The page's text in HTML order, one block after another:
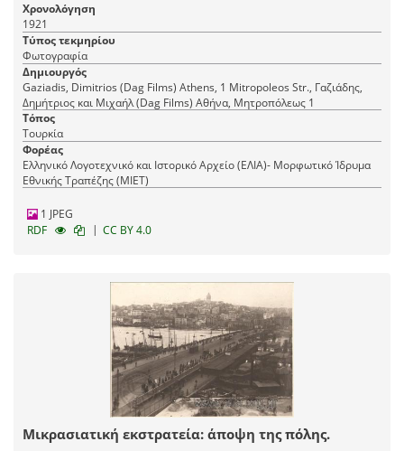
Χρονολόγηση
1921
Τύπος τεκμηρίου
Φωτογραφία
Δημιουργός
Gaziadis, Dimitrios (Dag Films) Athens, 1 Mitropoleos Str., Γαζιάδης,
Δημήτριος και Μιχαήλ (Dag Films) Αθήνα, Mητροπόλεως 1
Τόπος
Τουρκία
Φορέας
Ελληνικό Λογοτεχνικό και Ιστορικό Αρχείο (ΕΛΙΑ)- Μορφωτικό Ίδρυμα
Εθνικής Τραπέζης (ΜΙΕΤ)
1 JPEG
RDF
| CC BY 4.0
Μικρασιατική εκστρατεία: άποψη της πόλης.